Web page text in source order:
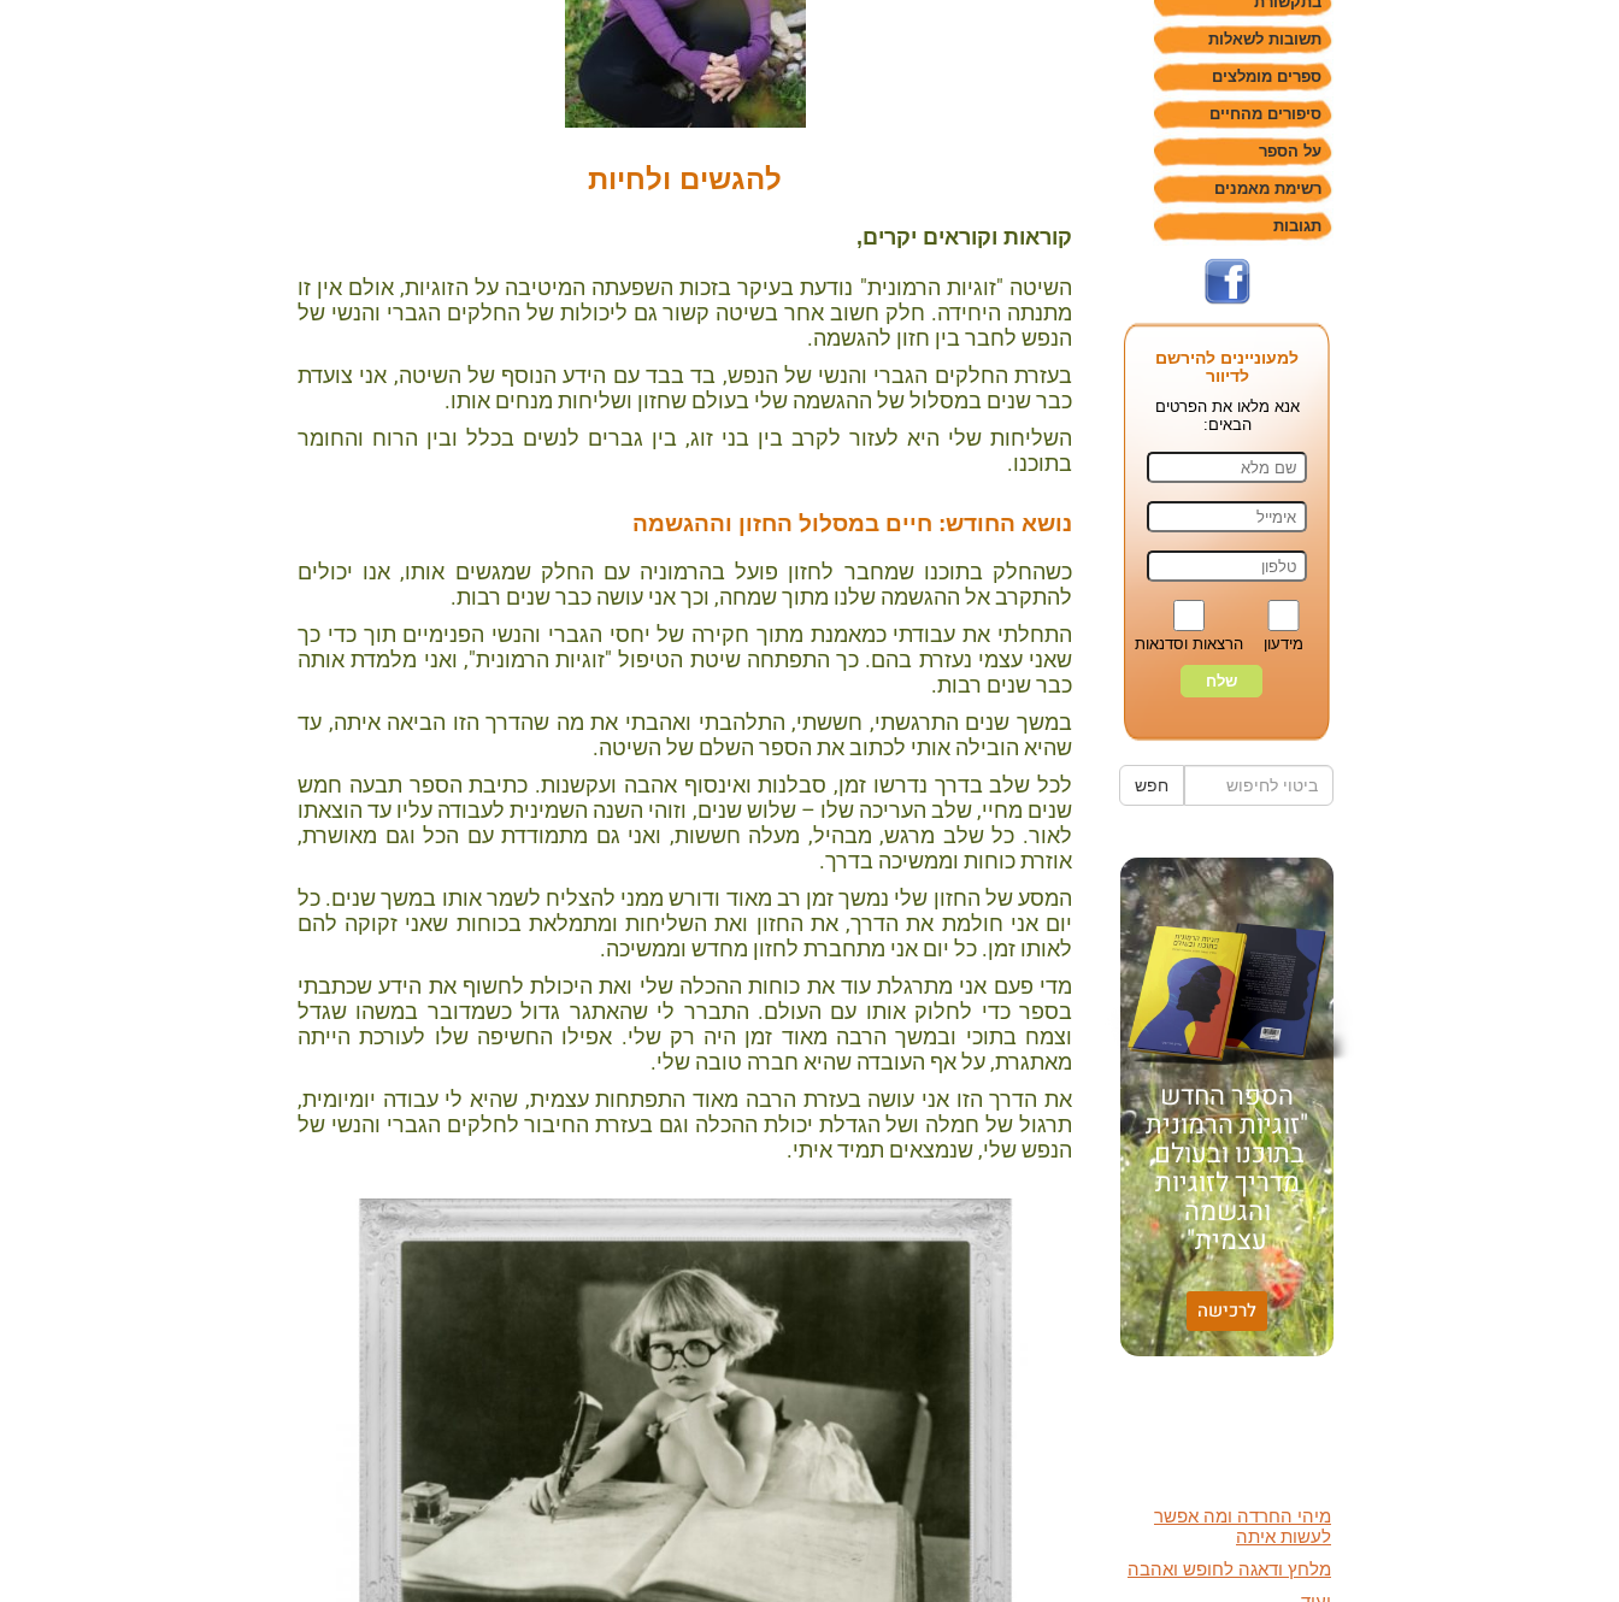
להגשים ולחיות
קוראות וקוראים יקרים,
השיטה "זוגיות הרמונית" נודעת בעיקר בזכות השפעתה המיטיבה על הזוגיות, אולם אין זו
מתנתה היחידה. חלק חשוב אחר בשיטה קשור גם ליכולות של החלקים הגברי והנשי של
הנפש לחבר בין חזון להגשמה.
בעזרת החלקים הגברי והנשי של הנפש, בד בבד עם הידע הנוסף של השיטה, אני צועדת
כבר שנים במסלול של ההגשמה שלי בעולם שחזון ושליחות מנחים אותו.
השליחות שלי היא לעזור לקרב בין בני זוג, בין גברים לנשים בכלל ובין הרוח והחומר
בתוכנו.
נושא החודש: חיים במסלול החזון וההגשמה
כשהחלק בתוכנו שמחבר לחזון פועל בהרמוניה עם החלק שמגשים אותו, אנו יכולים
להתקרב אל ההגשמה שלנו מתוך שמחה, וכך אני עושה כבר שנים רבות.
התחלתי את עבודתי כמאמנת מתוך חקירה של יחסי הגברי והנשי הפנימיים תוך כדי כך
שאני עצמי נעזרת בהם. כך התפתחה שיטת הטיפול "זוגיות הרמונית", ואני מלמדת אותה
כבר שנים רבות.
במשך שנים התרגשתי, חששתי, התלהבתי ואהבתי את מה שהדרך הזו הביאה איתה, עד
שהיא הובילה אותי לכתוב את הספר השלם של השיטה.
לכל שלב בדרך נדרשו זמן, סבלנות ואינסוף אהבה ועקשנות. כתיבת הספר תבעה חמש
שנים מחיי, שלב העריכה שלו – שלוש שנים, וזוהי השנה השמינית לעבודה עליו עד הוצאתו
לאור. כל שלב מרגש, מבהיל, מעלה חששות, ואני גם מתמודדת עם הכל וגם מאושרת,
אוזרת כוחות וממשיכה בדרך.
המסע של החזון שלי נמשך זמן רב מאוד ודורש ממני להצליח לשמר אותו במשך שנים. כל
יום אני חולמת את הדרך, את החזון ואת השליחות ומתמלאת בכוחות שאני זקוקה להם
לאותו זמן. כל יום אני מתחברת לחזון מחדש וממשיכה.
מדי פעם אני מתרגלת עוד את כוחות ההכלה שלי ואת היכולת לחשוף את הידע שכתבתי
בספר כדי לחלוק אותו עם העולם. התברר לי שהאתגר גדול כשמדובר במשהו שגדל
וצמח בתוכי ובמשך הרבה מאוד זמן היה רק שלי. אפילו החשיפה שלו לעורכת הייתה
מאתגרת, על אף העובדה שהיא חברה טובה שלי.
את הדרך הזו אני עושה בעזרת הרבה מאוד התפתחות עצמית, שהיא לי עבודה יומיומית,
תרגול של חמלה ושל הגדלת יכולת ההכלה וגם בעזרת החיבור לחלקים הגברי והנשי של
הנפש שלי, שנמצאים תמיד איתי.
תשובות לשאלות
ספרים מומלצים
סיפורים מהחיים
על הספר
רשימת מאמנים
תגובות
למעוניינים להירשם
לדיוור
אנא מלאו את הפרטים
הבאים:
מידעון הרצאות וסדנאות
חפש
הספר החדש
"זוגיות הרמונית
בתוכנו ובעולם,
מדריך לזוגיות
והגשמה
עצמית"
לרכישה
האמונה שלי:
שונות היא שפע של אפשרויות,
עד שנותנים לה שם וקוראים
לה לקות.
מלחץ ודאגה לחופש ואהבה
ועוד